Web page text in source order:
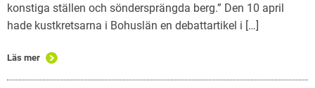
konstiga ställen och söndersprängda berg.” Den 10 april
hade kustkretsarna i Bohuslän en debattartikel i […]
Läs mer